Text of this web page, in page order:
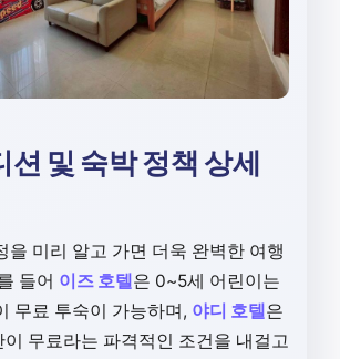
션 및 숙박 정책 상세
을 미리 알고 가면 더욱 완벽한 여행
들어 이즈 호텔 은 0~5세 어린이는
무료 투숙이 가능하며, 야디 호텔 은
무료라는 파격적인 조건을 내걸고